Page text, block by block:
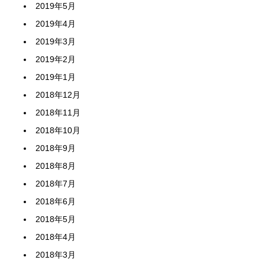
2019年5月
2019年4月
2019年3月
2019年2月
2019年1月
2018年12月
2018年11月
2018年10月
2018年9月
2018年8月
2018年7月
2018年6月
2018年5月
2018年4月
2018年3月